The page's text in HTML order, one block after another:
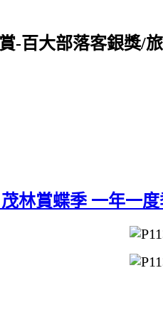
-百大部落客銀獎/
茂林賞蝶季 一年一